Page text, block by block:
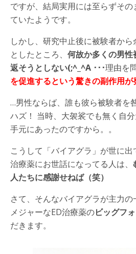
ですが、結局実用には至らずそ
ていたようです。
しかし、研究中止後に被験者か
としたところ、 何故か多くの男
返そうとしない(;^_^A ･･･理由を
を促進するという驚きの副作用
…男性ならば、誰も彼ら被験者を
ハズ！ 当時、大袈裟でも無く自
手元にあったのですから。。
こうして「バイアグラ」が世に
治療薬にお世話になってる人は、
人たちに感謝せねば（笑）
さて、そんなバイアグラが主力
メジャーなED治療薬のビッグフ
だきます。